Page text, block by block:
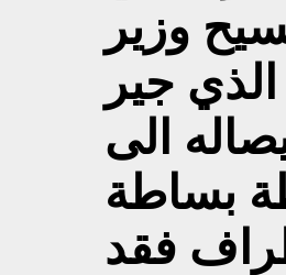
وزير
جير
الى
بساطة
فقد